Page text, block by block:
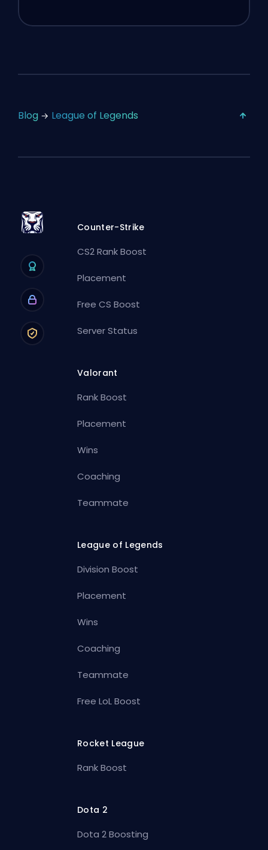
Blog League of Legends
Counter-Strike
CS2 Rank Boost
Placement
Free CS Boost
Server Status
Valorant
Rank Boost
Placement
Wins
Coaching
Teammate
League of Legends
Division Boost
Placement
Wins
Coaching
Teammate
Free LoL Boost
Rocket League
Rank Boost
Dota 2
Dota 2 Boosting